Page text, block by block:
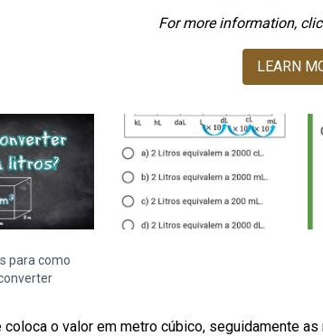
For more information,
LEARN
para como
o valor em metro cúbico, seguidamente